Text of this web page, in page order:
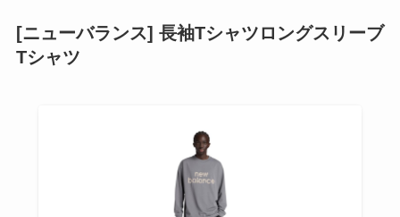
[ニューバランス] 長袖Tシャツロングスリーブ
Tシャツ